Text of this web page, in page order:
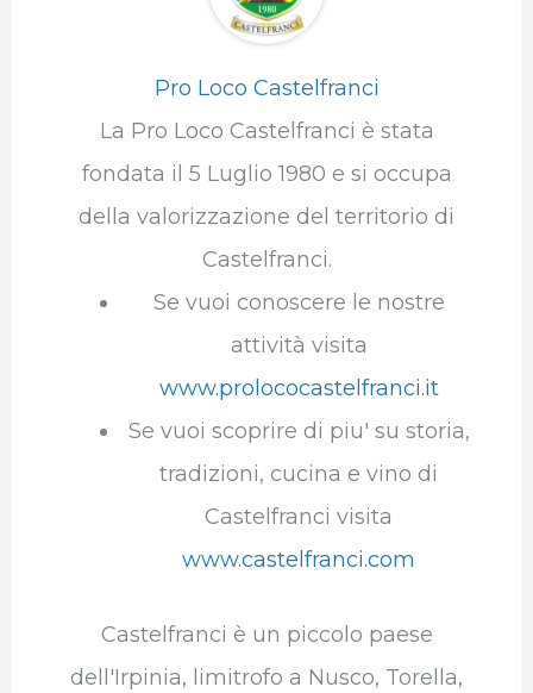
Pro Loco Castelfranci
La Pro Loco Castelfranci è stata
fondata il 5 Luglio 1980 e si occupa
della valorizzazione del territorio di
Castelfranci.
Se vuoi conoscere le nostre
attività visita
www.prolococastelfranci.it
Se vuoi scoprire di piu' su storia,
tradizioni, cucina e vino di
Castelfranci visita
www.castelfranci.com
Castelfranci è un piccolo paese
dell'Irpinia, limitrofo a Nusco, Torella,